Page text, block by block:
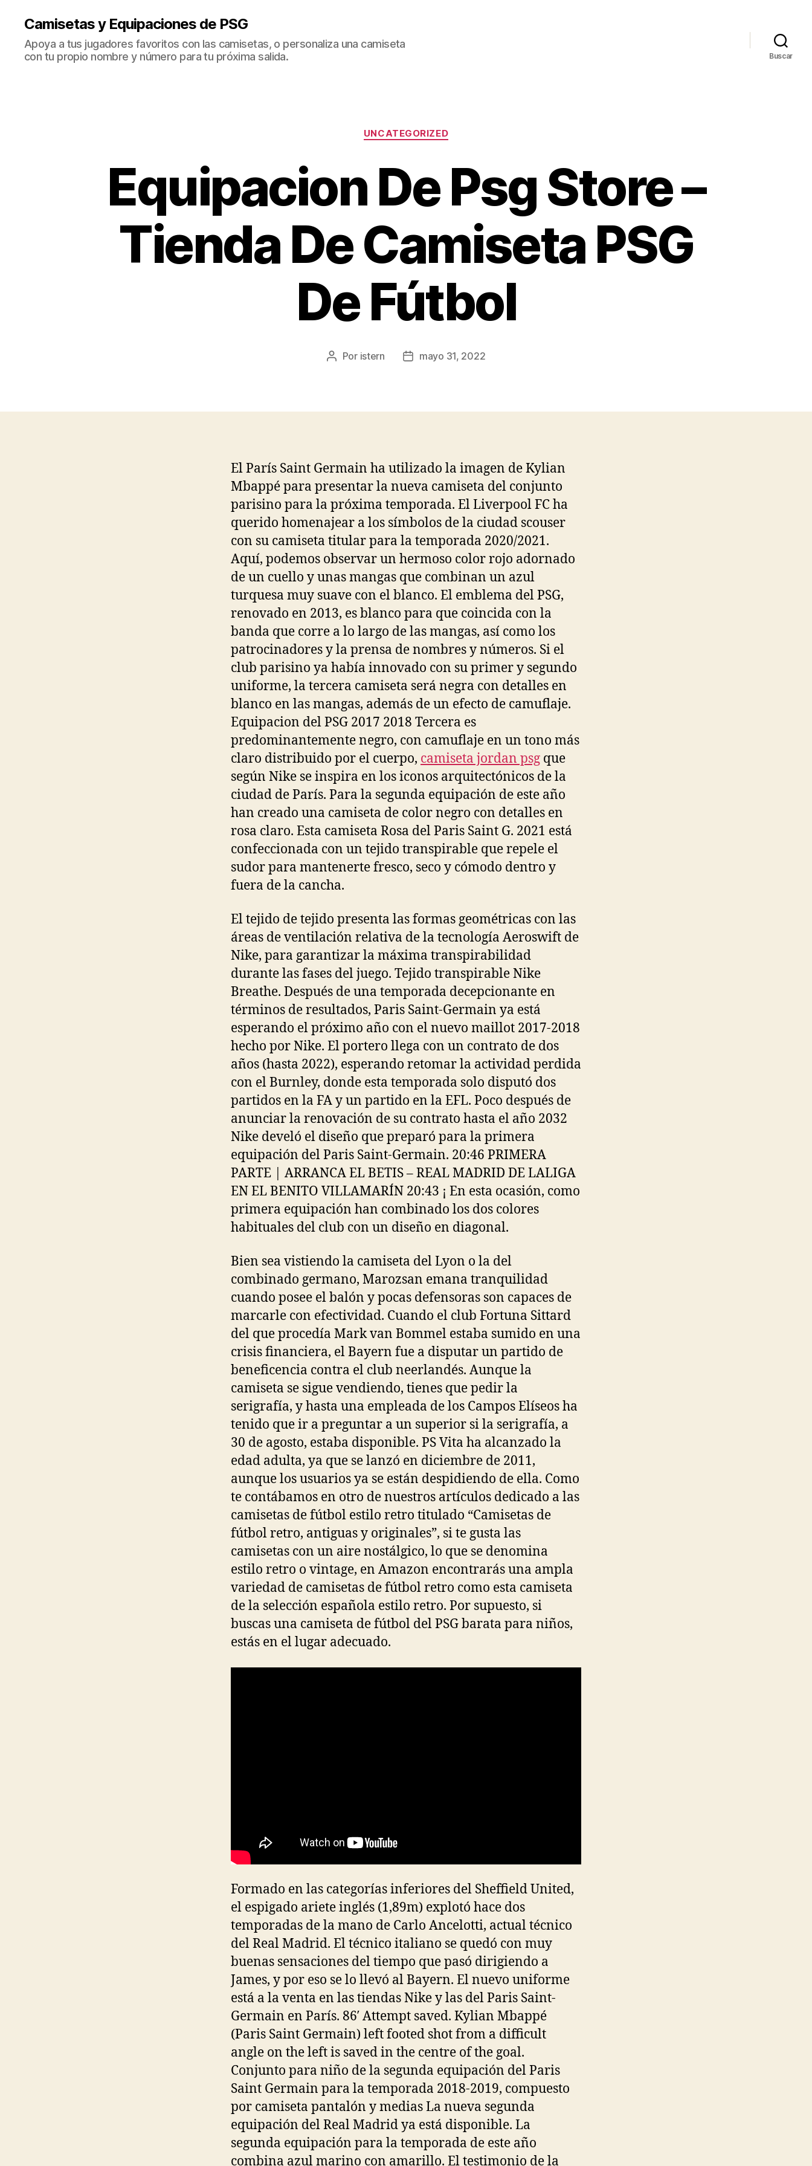
Camisetas y Equipaciones de PSG
Apoya a tus jugadores favoritos con las camisetas, o personaliza una camiseta
con tu propio nombre y número para tu próxima salida.
Buscar
Categorías
UNCATEGORIZED
Equipacion De Psg Store –
Tienda De Camiseta PSG
De Fútbol
Autor
Por istern
Fechamayo 31, 2022
El París Saint Germain ha utilizado la imagen de Kylian
Mbappé para presentar la nueva camiseta del conjunto
parisino para la próxima temporada. El Liverpool FC ha
querido homenajear a los símbolos de la ciudad scouser
con su camiseta titular para la temporada 2020/2021.
Aquí, podemos observar un hermoso color rojo adornado
de un cuello y unas mangas que combinan un azul
turquesa muy suave con el blanco. El emblema del PSG,
renovado en 2013, es blanco para que coincida con la
banda que corre a lo largo de las mangas, así como los
patrocinadores y la prensa de nombres y números. Si el
club parisino ya había innovado con su primer y segundo
uniforme, la tercera camiseta será negra con detalles en
blanco en las mangas, además de un efecto de camuflaje.
Equipacion del PSG 2017 2018 Tercera es
predominantemente negro, con camuflaje en un tono más
claro distribuido por el cuerpo, camiseta jordan psg que
según Nike se inspira en los iconos arquitectónicos de la
ciudad de París. Para la segunda equipación de este año
han creado una camiseta de color negro con detalles en
rosa claro. Esta camiseta Rosa del Paris Saint G. 2021 está
confeccionada con un tejido transpirable que repele el
sudor para mantenerte fresco, seco y cómodo dentro y
fuera de la cancha.
El tejido de tejido presenta las formas geométricas con las
áreas de ventilación relativa de la tecnología Aeroswift de
Nike, para garantizar la máxima transpirabilidad
durante las fases del juego. Tejido transpirable Nike
Breathe. Después de una temporada decepcionante en
términos de resultados, Paris Saint-Germain ya está
esperando el próximo año con el nuevo maillot 2017-2018
hecho por Nike. El portero llega con un contrato de dos
años (hasta 2022), esperando retomar la actividad perdida
con el Burnley, donde esta temporada solo disputó dos
partidos en la FA y un partido en la EFL. Poco después de
anunciar la renovación de su contrato hasta el año 2032
Nike develó el diseño que preparó para la primera
equipación del Paris Saint-Germain. 20:46 PRIMERA
PARTE | ARRANCA EL BETIS – REAL MADRID DE LALIGA
EN EL BENITO VILLAMARÍN 20:43 ¡ En esta ocasión, como
primera equipación han combinado los dos colores
habituales del club con un diseño en diagonal.
Bien sea vistiendo la camiseta del Lyon o la del
combinado germano, Marozsan emana tranquilidad
cuando posee el balón y pocas defensoras son capaces de
marcarle con efectividad. Cuando el club Fortuna Sittard
del que procedía Mark van Bommel estaba sumido en una
crisis financiera, el Bayern fue a disputar un partido de
beneficencia contra el club neerlandés. Aunque la
camiseta se sigue vendiendo, tienes que pedir la
serigrafía, y hasta una empleada de los Campos Elíseos ha
tenido que ir a preguntar a un superior si la serigrafía, a
30 de agosto, estaba disponible. PS Vita ha alcanzado la
edad adulta, ya que se lanzó en diciembre de 2011,
aunque los usuarios ya se están despidiendo de ella. Como
te contábamos en otro de nuestros artículos dedicado a las
camisetas de fútbol estilo retro titulado “Camisetas de
fútbol retro, antiguas y originales”, si te gusta las
camisetas con un aire nostálgico, lo que se denomina
estilo retro o vintage, en Amazon encontrarás una ampla
variedad de camisetas de fútbol retro como esta camiseta
de la selección española estilo retro. Por supuesto, si
buscas una camiseta de fútbol del PSG barata para niños,
estás en el lugar adecuado.
Formado en las categorías inferiores del Sheffield United,
el espigado ariete inglés (1,89m) explotó hace dos
temporadas de la mano de Carlo Ancelotti, actual técnico
del Real Madrid. El técnico italiano se quedó con muy
buenas sensaciones del tiempo que pasó dirigiendo a
James, y por eso se lo llevó al Bayern. El nuevo uniforme
está a la venta en las tiendas Nike y las del Paris Saint-
Germain en París. 86′ Attempt saved. Kylian Mbappé
(Paris Saint Germain) left footed shot from a difficult
angle on the left is saved in the centre of the goal.
Conjunto para niño de la segunda equipación del Paris
Saint Germain para la temporada 2018-2019, compuesto
por camiseta pantalón y medias La nueva segunda
equipación del Real Madrid ya está disponible. La
segunda equipación para la temporada de este año
combina azul marino con amarillo. El testimonio de la